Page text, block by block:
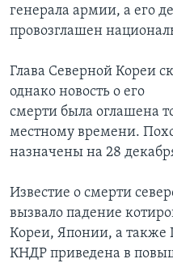
генерала армии, а его
провозглашен
Глава Северной Кореи
однако новость о его
смерти была оглашена
местному времени.
назначены на 28
Известие о смерти
вызвало падение
Кореи, Японии, а
КНДР приведена в